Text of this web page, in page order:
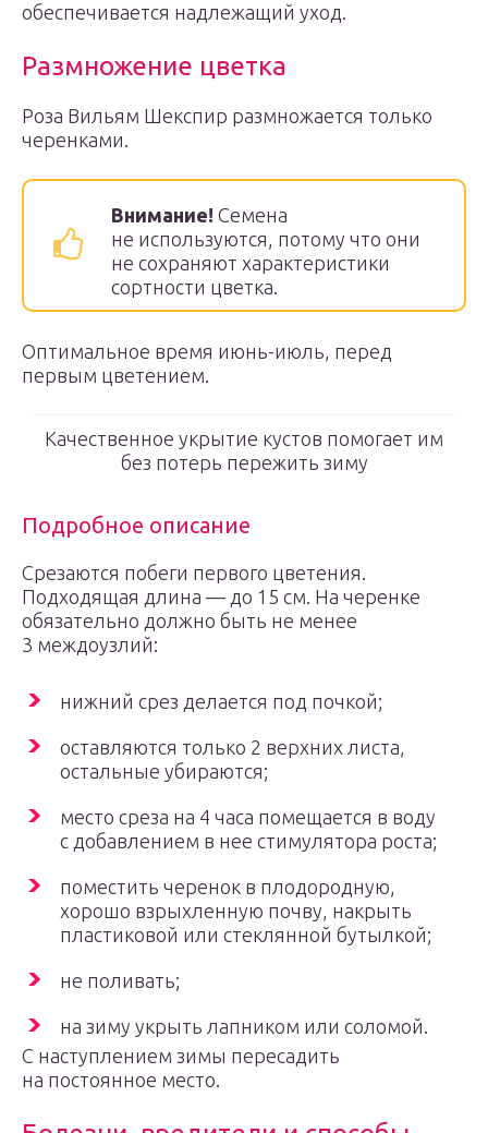
обеспечивается надлежащий уход.
Размножение цветка
Роза Вильям Шекспир размножается только
черенками.
Внимание! Семена
не используются, потому что они
не сохраняют характеристики
сортности цветка.
Оптимальное время июнь-июль, перед
первым цветением.
Качественное укрытие кустов помогает им
без потерь пережить зиму
Подробное описание
Срезаются побеги первого цветения.
Подходящая длина — до 15 см. На черенке
обязательно должно быть не менее
3 междоузлий:
нижний срез делается под почкой;
оставляются только 2 верхних листа,
остальные убираются;
место среза на 4 часа помещается в воду
с добавлением в нее стимулятора роста;
поместить черенок в плодородную,
хорошо взрыхленную почву, накрыть
пластиковой или стеклянной бутылкой;
не поливать;
на зиму укрыть лапником или соломой.
С наступлением зимы пересадить
на постоянное место.